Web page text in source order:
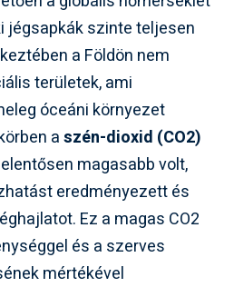
jégsapkák szinte teljesen
a Földön nem
területek, ami
óceáni környezet
aszén-dioxid (CO2)
magasabb volt,
eredményezett és
Ez a magas CO2
és a szerves
mértékével